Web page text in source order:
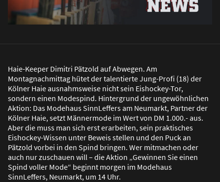
Haie-Keeper Dimitri Pätzold auf Abwegen. Am
Montagnachmittag hütet der talentierte Jung-Profi (18) der
Kölner Haie ausnahmsweise nicht sein Eishockey-Tor,
sondern einen Modespind. Hintergrund der ungewöhnlichen
Aktion: Das Modehaus SinnLeffers am Neumarkt, Partner der
Kölner Haie, setzt Männermode im Wert von DM 1.000.- aus.
Aber die muss man sich erst erarbeiten, sein praktisches
Eishockey-Wissen unter Beweis stellen und den Puck an
Pätzold vorbei in den Spind bringen. Wer mitmachen oder
auch nur zuschauen will – die Aktion „Gewinnen Sie einen
Spind voller Mode“ beginnt morgen im Modehaus
SinnLeffers, Neumarkt, um 14 Uhr.